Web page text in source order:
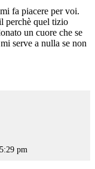
fa piacere per voi.
perchè quel tizio
un cuore che se
serve a nulla se non
pm